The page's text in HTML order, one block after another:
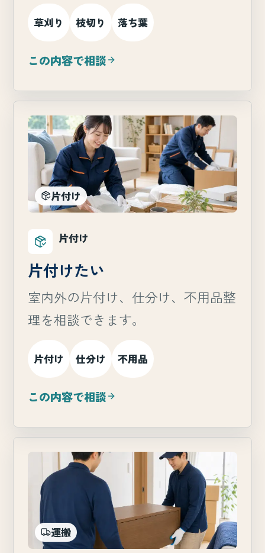
草刈り 枝切り 落ち葉
この内容で相談
片付け
片付け
片付けたい
室内外の片付け、仕分け、不用品整
理を相談できます。
片付け 仕分け 不用品
この内容で相談
運搬